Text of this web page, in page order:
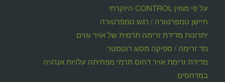
על פי מגזין CONTROL היוקרתי
חיישן טמפרטורה / רגש טמפרטורה
יתרונות מדידת זרימה תרמית של אויר וגזים
מד זרימה / ספיקה מסוג רוטמטר
מדידת זרימת אויר דחוס תרמי מפחיתה עלויות אנרגיה
במדחסים